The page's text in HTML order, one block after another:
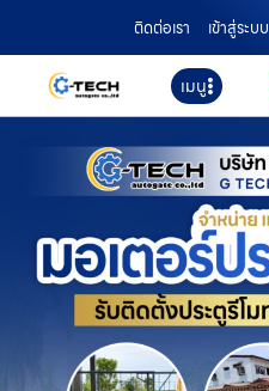
ติดต่อเรา เข้าสู่ระบบ
เมนู